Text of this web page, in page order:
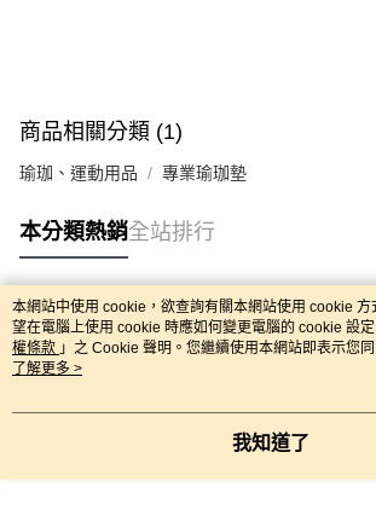
商品相關分類 (1)
瑜珈、運動用品 專業瑜珈墊
本分類熱銷全站排行
熱門標籤
本網站中使用 cookie，欲查詢有關本網站使用 cookie
望在電腦上使用 cookie 時應如何變更電腦的 cookie 設
權條款 」之 Cookie 聲明。您繼續使用本網站即表示您
用條款之 Cookie 聲明使用 cookie。
了解更多 >
我知道了